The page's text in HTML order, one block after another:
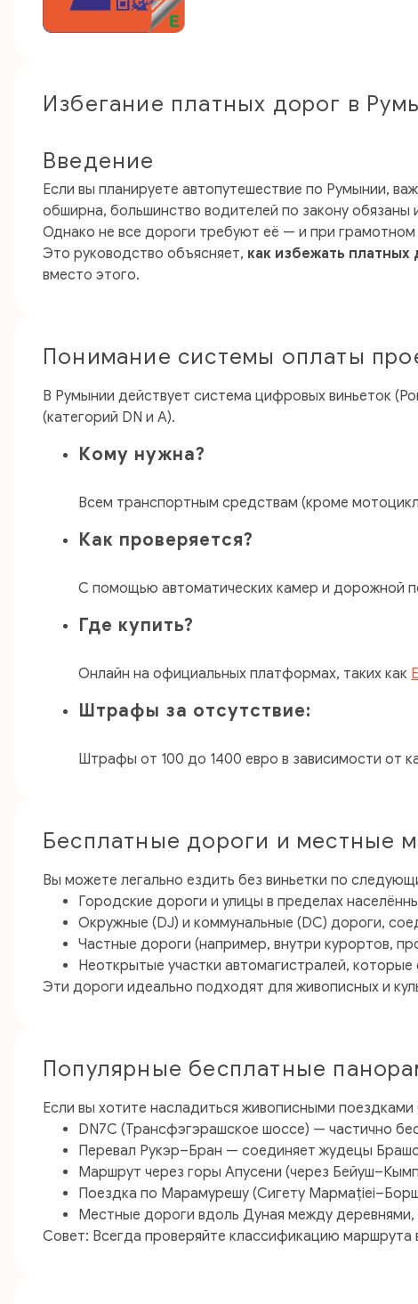
Избегание платных дорог в
Введение
Если вы планируете автопутешествие по Румынии,
обширна, большинство водителей по закону обязаны
Однако не все дороги требуют её — и при
Это руководство объясняет, как избежать
вместо этого.
Понимание системы оплаты
В Румынии действует система цифровых виньеток
(категорий DN и A).
Кому нужна?
Всем транспортным средствам (кроме
Как проверяется?
С помощью автоматических камер и дорожной
Где купить?
Онлайн на официальных платформах, таких как
Штрафы за отсутствие:
Штрафы от 100 до 1400 евро в зависимости от
Бесплатные дороги и местные
Вы можете легально ездить без виньетки по
Городские дороги и улицы в пределах
Окружные (DJ) и коммунальные (DC) дороги,
Частные дороги (например, внутри курортов,
Неоткрытые участки автомагистралей,
Эти дороги идеально подходят для живописных и
Популярные бесплатные
Если вы хотите насладиться живописными
DN7C (Трансфэгэрашское шоссе) — частично
Перевал Рукэр–Бран — соединяет жудецы
Маршрут через горы Апусени (через
Поездка по Марамурешу (Сигету
Местные дороги вдоль Дуная между
Совет: Всегда проверяйте классификацию маршрута